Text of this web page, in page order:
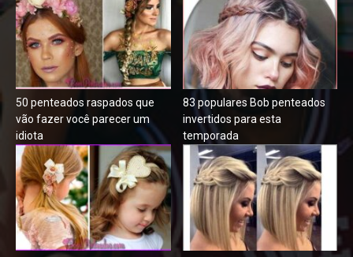
50 penteados raspados que
vão fazer você parecer um
idiota
83 populares Bob penteados
invertidos para esta
temporada